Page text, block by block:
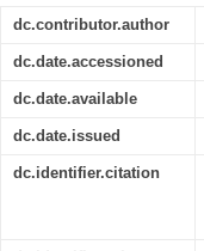
dc.contributor.author
dc.date.accessioned
dc.date.available
dc.date.issued
dc.identifier.citation